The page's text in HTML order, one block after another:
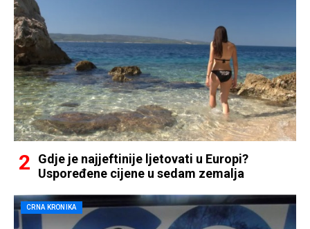
Gdje je najjeftinije ljetovati u Europi?
Uspoređene cijene u sedam zemalja
CRNA KRONIKA